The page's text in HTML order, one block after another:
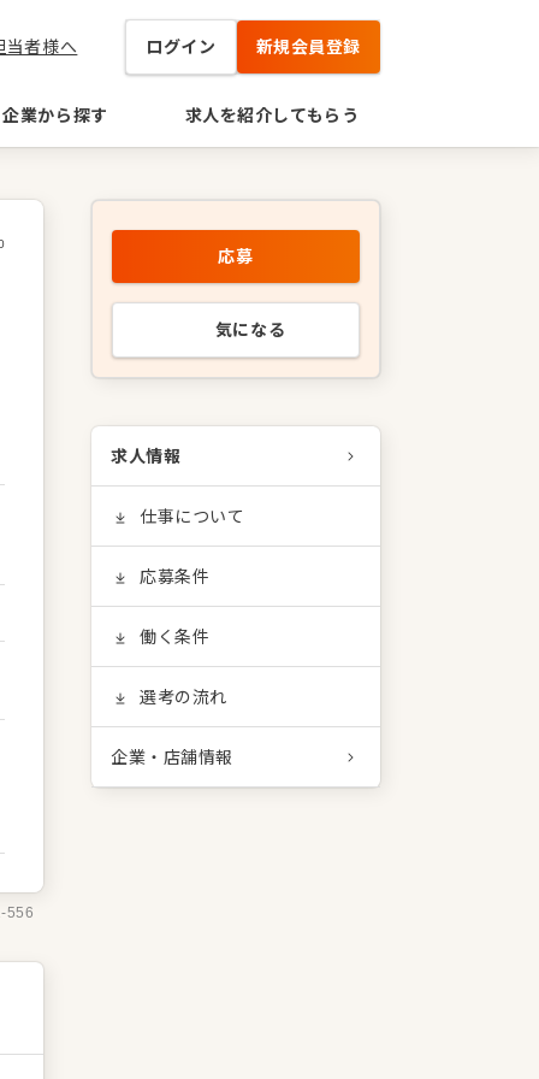
当者様へ ログイン 新規会員登録
企業から探す 求人を紹介してもらう
556
応募
気になる
求人情報
仕事について
応募条件
働く条件
選考の流れ
企業・店舗情報